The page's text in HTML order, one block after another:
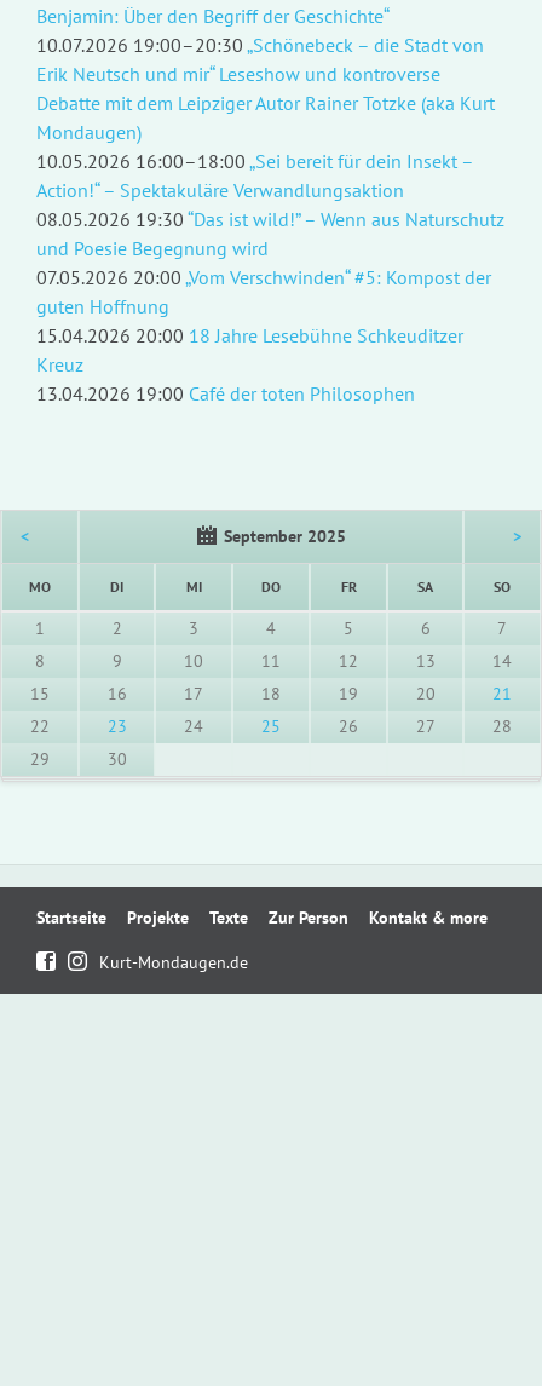
Benjamin: Über den Begriff der Geschichte“
10.07.2026 19:00–20:30 „Schönebeck – die Stadt von
Erik Neutsch und mir“ Leseshow und kontroverse
Debatte mit dem Leipziger Autor Rainer Totzke (aka Kurt
Mondaugen)
10.05.2026 16:00–18:00 „Sei bereit für dein Insekt –
Action!“ – Spektakuläre Verwandlungsaktion
08.05.2026 19:30 “Das ist wild!” – Wenn aus Naturschutz
und Poesie Begegnung wird
07.05.2026 20:00 „Vom Verschwinden“ #5: Kompost der
guten Hoffnung
15.04.2026 20:00 18 Jahre Lesebühne Schkeuditzer
Kreuz
13.04.2026 19:00 Café der toten Philosophen
< September 2025 >
MONTAG DIENSTAG MITTWOCH DONNERSTAGFREITAG SAMSTAG SO
1 2 3 4 5 6
7
8
9 10 11 12 13
14
15
16 17 18 19 20
21
22
23 24 25 26 27
28
29
30
Navigation
Startseite Projekte Texte Zur Person Kontakt & more
Kurt-Mondaugen.de